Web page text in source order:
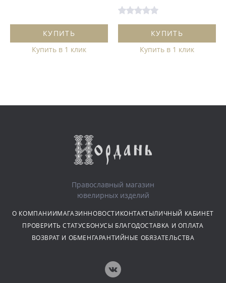
КУПИТЬ
Купить в 1 клик
КУПИТЬ
Купить в 1 клик
Православный магазин
ювелирных изделий
О КОМПАНИИМАГАЗИННОВОСТИКОНТАКТЫЛИЧНЫЙ КАБИНЕТ
ПРОВЕРИТЬ СТАТУСБОНУСЫ БЛАГОДОСТАВКА И ОПЛАТА
ВОЗВРАТ И ОБМЕНГАРАНТИЙНЫЕ ОБЯЗАТЕЛЬСТВА